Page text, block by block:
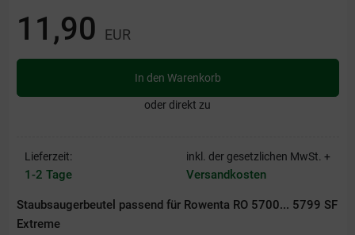
11,90 EUR
In den Warenkorb
oder direkt zu
Lieferzeit:
1-2 Tage
inkl. der gesetzlichen MwSt. +
Versandkosten
Staubsaugerbeutel passend für Rowenta RO 5700... 5799 SF
Extreme